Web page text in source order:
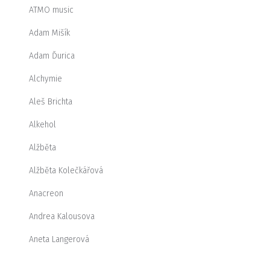
ATMO music
Adam Mišík
Adam Ďurica
Alchymie
Aleš Brichta
Alkehol
Alžběta
Alžběta Kolečkářová
Anacreon
Andrea Kalousova
Aneta Langerová